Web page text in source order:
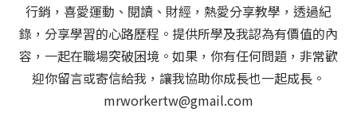
行銷，喜愛運動、閱讀、財經，熱愛分享教學，透過紀
錄，分享學習的心路歷程。提供所學及我認為有價值的內
容，一起在職場突破困境。如果，你有任何問題，非常歡
迎你留言或寄信給我，讓我協助你成長也一起成長。
mrworkertw@gmail.com